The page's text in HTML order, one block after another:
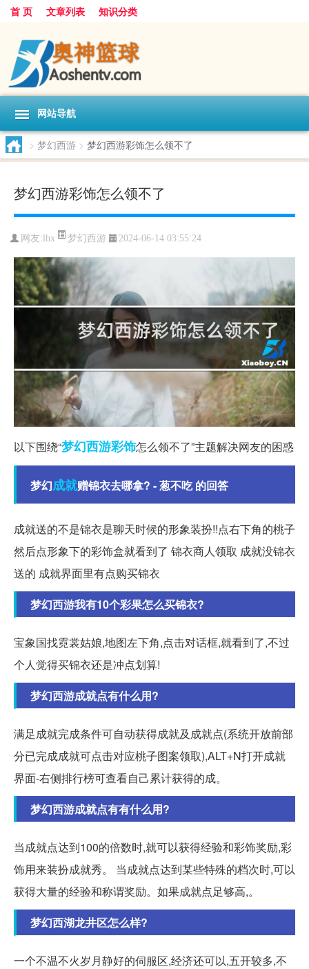
首 页 文章列表 知识分类
网站导航
> 梦幻西游 > 梦幻西游彩饰怎么领不了
梦幻西游彩饰怎么领不了
网友:lhx 梦幻西游 2024-06-14 03:55:24
以下围绕“梦幻西游彩饰怎么领不了”主题解决网友的困惑
梦幻成就赠锦衣去哪拿? - 葱不吃 的回答
成就送的不是锦衣是聊天时候的形象装扮!!点右下角的桃子
然后点形象下的彩饰盒就看到了 锦衣商人领取 成就没锦衣
送的 成就界面里有点购买锦衣
梦幻西游我有10个彩果怎么买锦衣?
宝象国找霓裳姑娘,地图左下角,点击对话框,就看到了,不过
个人觉得买锦衣还是冲点划算!
梦幻西游成就点有什么用?
满足成就完成条件可自动获得成就及成就点(系统开放前部
分已完成成就可点击对应桃子图案领取),ALT+N打开成就
界面-右侧排行榜可查看自己累计获得的成。
梦幻西游成就点有有什么用?
当成就点达到100的倍数时,就可以获得经验和彩饰奖励,彩
饰用来装扮成就秀。 当成就点达到某些特殊的档次时,可以
获得大量的经验和称谓奖励。如果成就点足够高,。
梦幻西湖龙井区怎么样?
一个不温不火岁月静好的伺服区,经济还可以,五开较多,不